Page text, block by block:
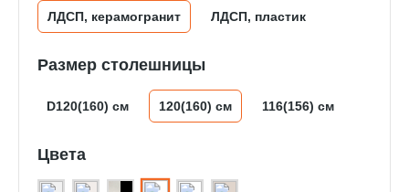
ЛДСП, керамогранит ЛДСП, пластик
Размер столешницы
D120(160) см 120(160) см 116(156) см
Цвета